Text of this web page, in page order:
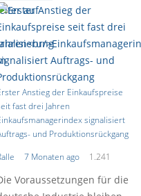
Anstieg der Einkaufspreise
fast drei Jahren
signalisiert
und Produktionsrückgang
7 Monaten ago 1.241
Voraussetzungen für die